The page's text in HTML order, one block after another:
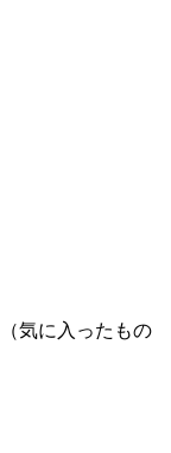
気に入ったもの